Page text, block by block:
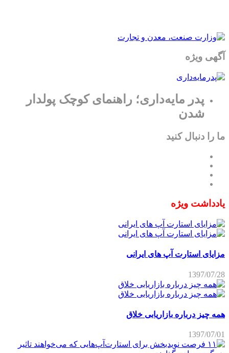
آگهی ویژه
پدر مایه‌داری؛ راهنمای کوچک پولدار
شدن
ما را دنبال کنید
یادداشت ویژه
مزایای استارت آپ های ایرانی
1397/07/28
همه چیز درباره بازاریابی خلاق
1397/07/01